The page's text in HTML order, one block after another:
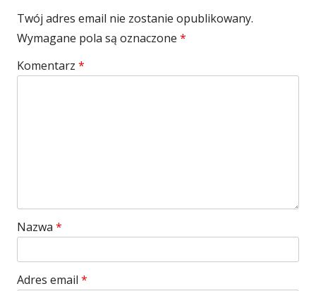
Twój adres email nie zostanie opublikowany.
Wymagane pola są oznaczone *
Komentarz *
Nazwa *
Adres email *